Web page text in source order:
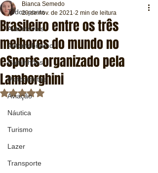
Todos posts
Automóveis
Automobilismo
Caminhões
Motocicletas
Aviação
Náutica
Turismo
Lazer
Transporte
Brasileiro entre os três
melhores do mundo no
eSports organizado pela
Lamborghini
Bianca Semedo
29 de nov. de 2021 2 min de leitura
Avaliado com NaN de 5 estrelas.